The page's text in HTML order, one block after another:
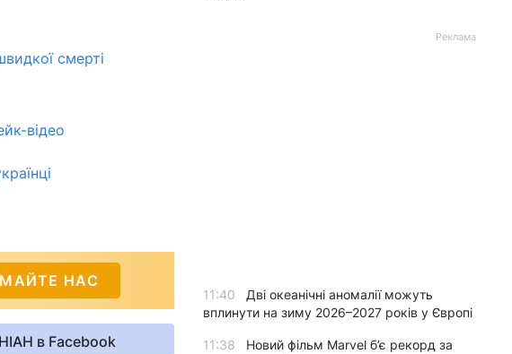
смерті
відео
НАС
в Facebook
Реклама
11:40
Дві океанічні аномалії можуть
вплинути на зиму 2026–2027 років у Європі
11:38
Новий фільм Marvel б’є рекорд за